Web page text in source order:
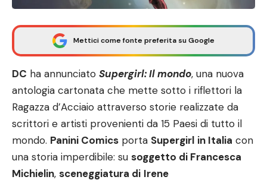
Mettici come fonte preferita su Google
DC ha annunciato Supergirl: Il mondo, una nuova
antologia cartonata che mette sotto i riflettori la
Ragazza d’Acciaio attraverso storie realizzate da
scrittori e artisti provenienti da 15 Paesi di tutto il
mondo. Panini Comics porta Supergirl in Italia con
una storia imperdibile: su soggetto di Francesca
Michielin, sceneggiatura di Irene